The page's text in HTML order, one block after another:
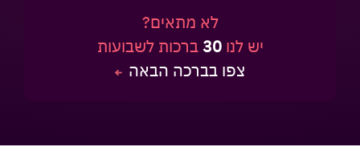
לא מתאים?
יש לנו30ברכות לשבועות
צפו בברכה הבאה